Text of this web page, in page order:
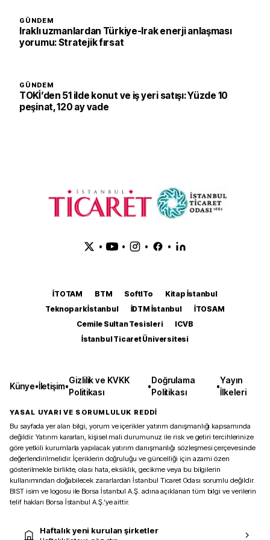
GÜNDEM
Iraklı uzmanlardan Türkiye-Irak enerji anlaşması
yorumu: Stratejik fırsat
GÜNDEM
TOKİ’den 51 ilde konut ve iş yeri satışı: Yüzde 10
peşinat, 120 ay vade
• • • •
İTOTAM BTM SoftITo
Kitap İstanbul
Teknopark İstanbul
İDTM İstanbul
İTOSAM
Cemile Sultan Tesisleri
ICVB
İstanbul Ticaret Üniversitesi
Künye•İletişim•
Gizlilik ve KVKK
Politikası
•
Doğrulama
Politikası
•
Yayın
İlkeleri
YASAL UYARI VE SORUMLULUK REDDİ
Bu sayfada yer alan bilgi, yorum ve içerikler yatırım danışmanlığı kapsamında
değildir. Yatırım kararları, kişisel mali durumunuz ile risk ve getiri tercihlerinize
göre yetkili kurumlarla yapılacak yatırım danışmanlığı sözleşmesi çerçevesinde
değerlendirilmelidir. İçeriklerin doğruluğu ve güncelliği için azami özen
gösterilmekle birlikte, olası hata, eksiklik, gecikme veya bu bilgilerin
kullanımından doğabilecek zararlardan İstanbul Ticaret Odası sorumlu değildir.
BIST isim ve logosu ile Borsa İstanbul A.Ş. adına açıklanan tüm bilgi ve verilerin
telif hakları Borsa İstanbul A.Ş.’ye aittir.
Haftalık yeni kurulan şirketler